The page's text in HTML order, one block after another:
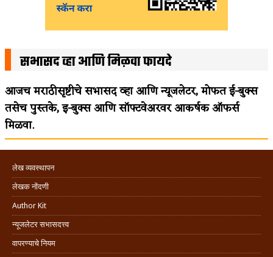
सभासद व्हा आणि मिळवा फायदे
आजच मराठीसृष्टीचे सभासद व्हा आणि न्यूजलेटर, मोफत ई-बुक्स
तसेच पुस्तके, इ-बुक्स आणि सॉफ्टवेअरवर आकर्षक ऑफर्स
मिळवा.
लेख व्यवस्थापन
लेखक नोंदणी
Author Kit
न्यूजलेटर सभासदत्त्व
वापरण्याचे नियम